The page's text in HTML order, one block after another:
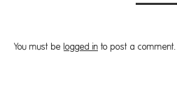
You must be logged in to post a comment.